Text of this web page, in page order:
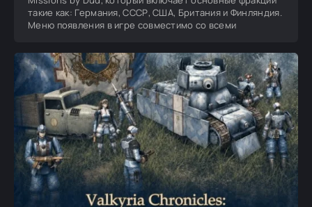
такие как: Германия, СССР, США, Британия и Финляндия.
Меню появления в игре совместимо со всеми